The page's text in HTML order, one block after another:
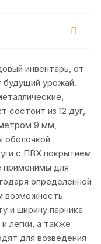
инвентарь, от
будущий урожай.
состоит из 12 дуг,
9 мм,
оболочкой
с ПВХ покрытием
применимы для
определенной
возможность
и ширину парника
легки, а также
для возведения